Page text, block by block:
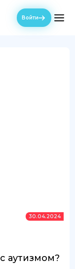
Войти
30.04.2024
аутизмом?